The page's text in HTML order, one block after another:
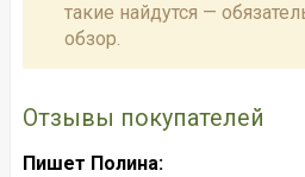
такие найдутся —
обзор.
Отзывы покупателей
Пишет Полина: